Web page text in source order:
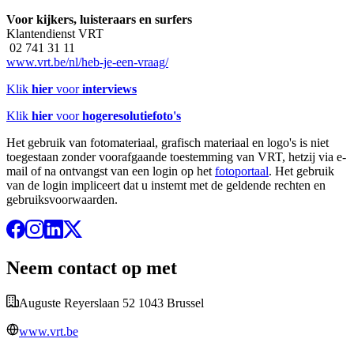
Voor kijkers, luisteraars en surfers
Klantendienst VRT
02 741 31 11
www.vrt.be/nl/heb-je-een-vraag/
Klik hier voorinterviews
Klik hier voorhogeresolutiefoto's
Het gebruik van fotomateriaal, grafisch materiaal en logo's is niet
toegestaan zonder voorafgaande toestemming van VRT, hetzij via e-
mail of na ontvangst van een login op het fotoportaal. Het gebruik
van de login impliceert dat u instemt met de geldende rechten en
gebruiksvoorwaarden.
Neem contact op met
Auguste Reyerslaan 52 1043 Brussel
www.vrt.be